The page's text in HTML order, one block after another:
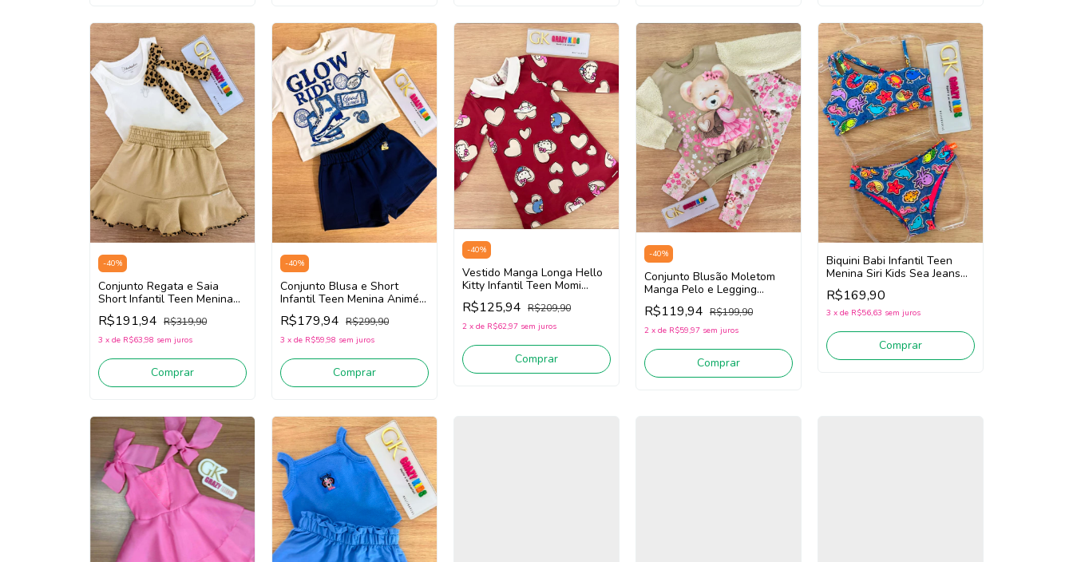
-40%
Conjunto Regata e Saia
Short Infantil Teen Menina
Pituchinhus 30295 (Off
White/Bege)
R$191,94 R$319,90
3 x de R$63,98 sem juros
Comprar
-40%
Conjunto Blusa e Short
Infantil Teen Menina Animé
N5749 (Off White/Marinho)
R$179,94 R$299,90
3 x de R$59,98 sem juros
Comprar
-40%
Vestido Manga Longa Hello
Kitty Infantil Teen Momi
H6976 (Vermelho)
R$125,94 R$209,90
2 x de R$62,97 sem juros
Comprar
-40%
Conjunto Blusão Moletom
Manga Pelo e Legging
Infantil CINTI 12893 (Bege
/Off White/Rosa Floral)
R$119,94 R$199,90
2 x de R$59,97 sem juros
Comprar
Biquini Babi Infantil Teen
Menina Siri Kids Sea Jeans
43067 (Azul)
R$169,90
3 x de R$56,63 sem juros
Comprar